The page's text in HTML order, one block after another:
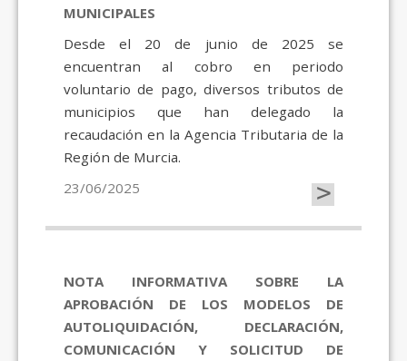
MUNICIPALES
Desde el 20 de junio de 2025 se
encuentran al cobro en periodo
voluntario de pago, diversos tributos de
municipios que han delegado la
recaudación en la Agencia Tributaria de la
Región de Murcia.
23/06/2025
>
NOTA INFORMATIVA SOBRE LA
APROBACIÓN DE LOS MODELOS DE
AUTOLIQUIDACIÓN, DECLARACIÓN,
COMUNICACIÓN Y SOLICITUD DE